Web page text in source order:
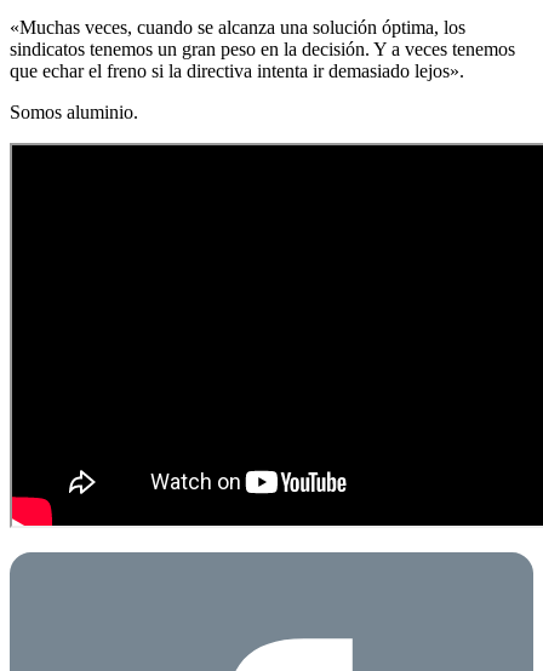
«Muchas veces, cuando se alcanza una solución óptima, los
sindicatos tenemos un gran peso en la decisión. Y a veces tenemos
que echar el freno si la directiva intenta ir demasiado lejos».
Somos aluminio.